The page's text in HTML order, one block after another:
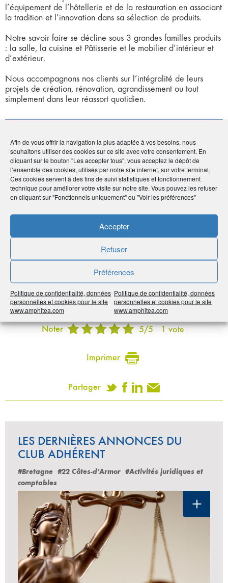
Afin de vous offrir la navigation la plus adaptée à vos besoins, nous
souhaitons utiliser des cookies sur ce site avec votre consentement. En
cliquant sur le bouton "Les accepter tous", vous acceptez le dépôt de
l’ensemble des cookies, utilisés par notre site internet, sur votre terminal.
Ces cookies servent à des fins de suivi statistiques et fonctionnement
technique pour améliorer votre visite sur notre site. Vous pouvez les refuser
en cliquant sur "Fonctionnels uniquement" ou "Voir les préférences"
Accepter
Refuser
Préférences
Politique de confidentialité, données
personnelles et cookies pour le site
www.amphitea.com
Politique de confidentialité, données
personnelles et cookies pour le site
www.amphitea.com
l’équipement de l’hôtellerie et de la restauration en associant
la tradition et l’innovation dans sa sélection de produits.
Notre savoir faire se décline sous 3 grandes familles produits
: la salle, la cuisine et Pâtisserie et le mobilier d’intérieur et
d’extérieur.
Nous accompagnons nos clients sur l’intégralité de leurs
projets de création, rénovation, agrandissement ou tout
simplement dans leur réassort quotidien.
Coordonnées
• Service commercial
• 11 rue Maurice Grandcoing - 94200 Ivry-sur-Seine
•09 72 48 32 51
•contact@emulsion-paris.fr
•https://www.emulsion-paris.fr/
Avantage adhérents
Remise spéciale adhérents pour toute commande
supérieure à 1 000 euros !
Publié le :23 septembre 2020
Noter 5/5 1vote
Imprimer
Partager
LES DERNIÈRES ANNONCES DU
CLUB ADHÉRENT
#Bretagne #22 Côtes-d’Armor #Activités juridiques et
comptables